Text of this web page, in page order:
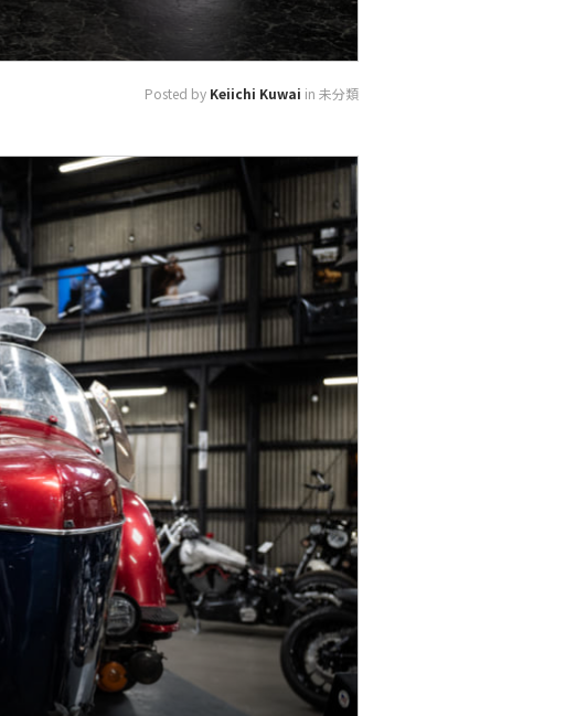
Posted by Keiichi Kuwai in 未分類